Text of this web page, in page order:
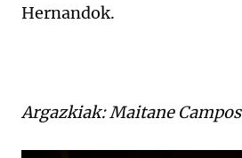
Hernandok.
Argazkiak: Maitane Campos